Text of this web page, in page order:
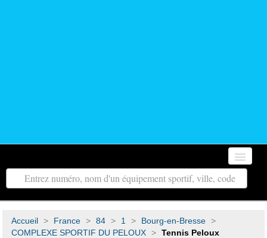
Accueil
Autour de moi
Toutes les régions
Accueil > France > 84 > 1 > Bourg-en-Bresse >
COMPLEXE SPORTIF DU PELOUX > Tennis Peloux